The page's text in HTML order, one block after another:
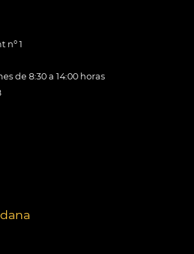
nº 1
de 8:30 a 14:00 horas